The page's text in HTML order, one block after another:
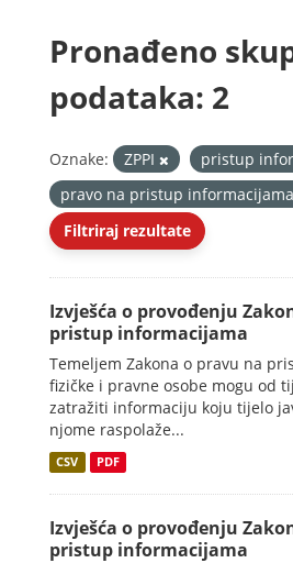
Pronađeno
podataka: 2
Oznake: ZPPI
pristup
pravo na pristup informacijama
Filtriraj rezultate
Izvješća o provođenju
pristup informacijama
Temeljem Zakona o pravu na
fizičke i pravne osobe mogu od
zatražiti informaciju koju tijelo
njome raspolaže...
CSV PDF
Izvješća o provođenju
pristup informacijama